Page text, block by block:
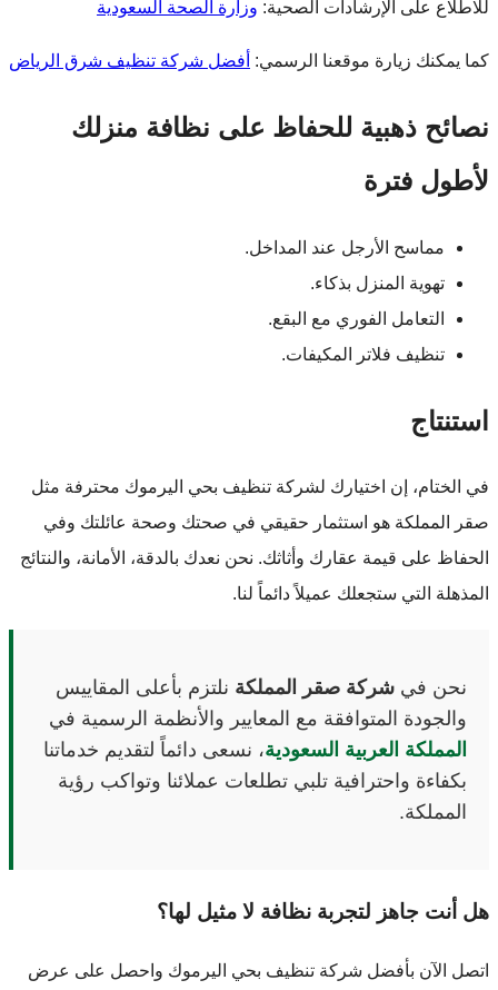
للاطلاع على الإرشادات الصحية: وزارة الصحة السعودية
كما يمكنك زيارة موقعنا الرسمي: أفضل شركة تنظيف شرق الرياض
نصائح ذهبية للحفاظ على نظافة منزلك
لأطول فترة
مماسح الأرجل عند المداخل.
تهوية المنزل بذكاء.
التعامل الفوري مع البقع.
تنظيف فلاتر المكيفات.
استنتاج
في الختام، إن اختيارك لشركة تنظيف بحي اليرموك محترفة مثل
صقر المملكة هو استثمار حقيقي في صحتك وصحة عائلتك وفي
الحفاظ على قيمة عقارك وأثاثك. نحن نعدك بالدقة، الأمانة، والنتائج
المذهلة التي ستجعلك عميلاً دائماً لنا.
نحن في شركة صقر المملكة نلتزم بأعلى المقاييس
والجودة المتوافقة مع المعايير والأنظمة الرسمية في
المملكة العربية السعودية، نسعى دائماً لتقديم خدماتنا
بكفاءة واحترافية تلبي تطلعات عملائنا وتواكب رؤية
المملكة.
هل أنت جاهز لتجربة نظافة لا مثيل لها؟
اتصل الآن بأفضل شركة تنظيف بحي اليرموك واحصل على عرض